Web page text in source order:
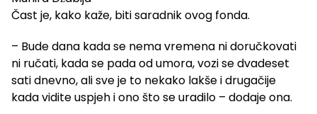
Čast je, kako kaže, biti saradnik ovog fonda.
– Bude dana kada se nema vremena ni doručkovati
ni ručati, kada se pada od umora, vozi se dvadeset
sati dnevno, ali sve je to nekako lakše i drugačije
kada vidite uspjeh i ono što se uradilo – dodaje ona.